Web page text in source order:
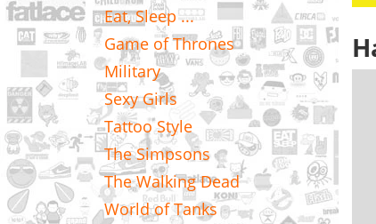
Eat, Sleep ...
Game of Thrones
Military
Sexy Girls
Tattoo Style
The Simpsons
The Walking Dead
World of Tanks